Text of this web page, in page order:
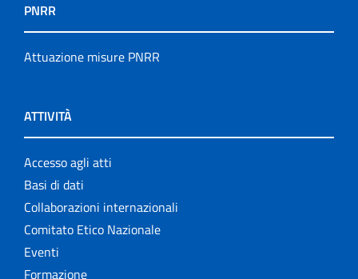
PNRR
Attuazione misure PNRR
ATTIVITÀ
Accesso agli atti
Basi di dati
Collaborazioni internazionali
Comitato Etico Nazionale
Eventi
Formazione